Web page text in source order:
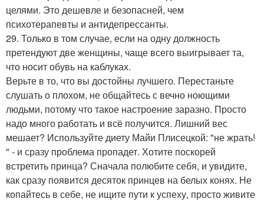
целями. Это дешевле и безопасней, чем
психотерапевты и антидепрессанты.
29. Только в том случае, если на одну должность
претендуют две женщины, чаще всего выигрывает та,
что носит обувь на каблуках.
Верьте в то, что вы достойны лучшего. Перестаньте
слушать о плохом, не общайтесь с вечно ноющими
людьми, потому что такое настроение заразно. Просто
надо много работать и всё получится. Лишний вес
мешает? Используйте диету Майи Плисецкой: "не жрать!
" - и сразу проблема пропадет. Хотите поскорей
встретить принца? Сначала полюбите себя, и увидите,
как сразу появится десяток принцев на белых конях. Не
копайтесь в себе, не ищите пути к успеху, просто живите